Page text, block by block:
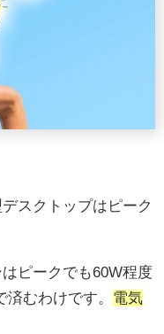
スクトップはピーク
ピークでも60W程度
むわけです。 電気